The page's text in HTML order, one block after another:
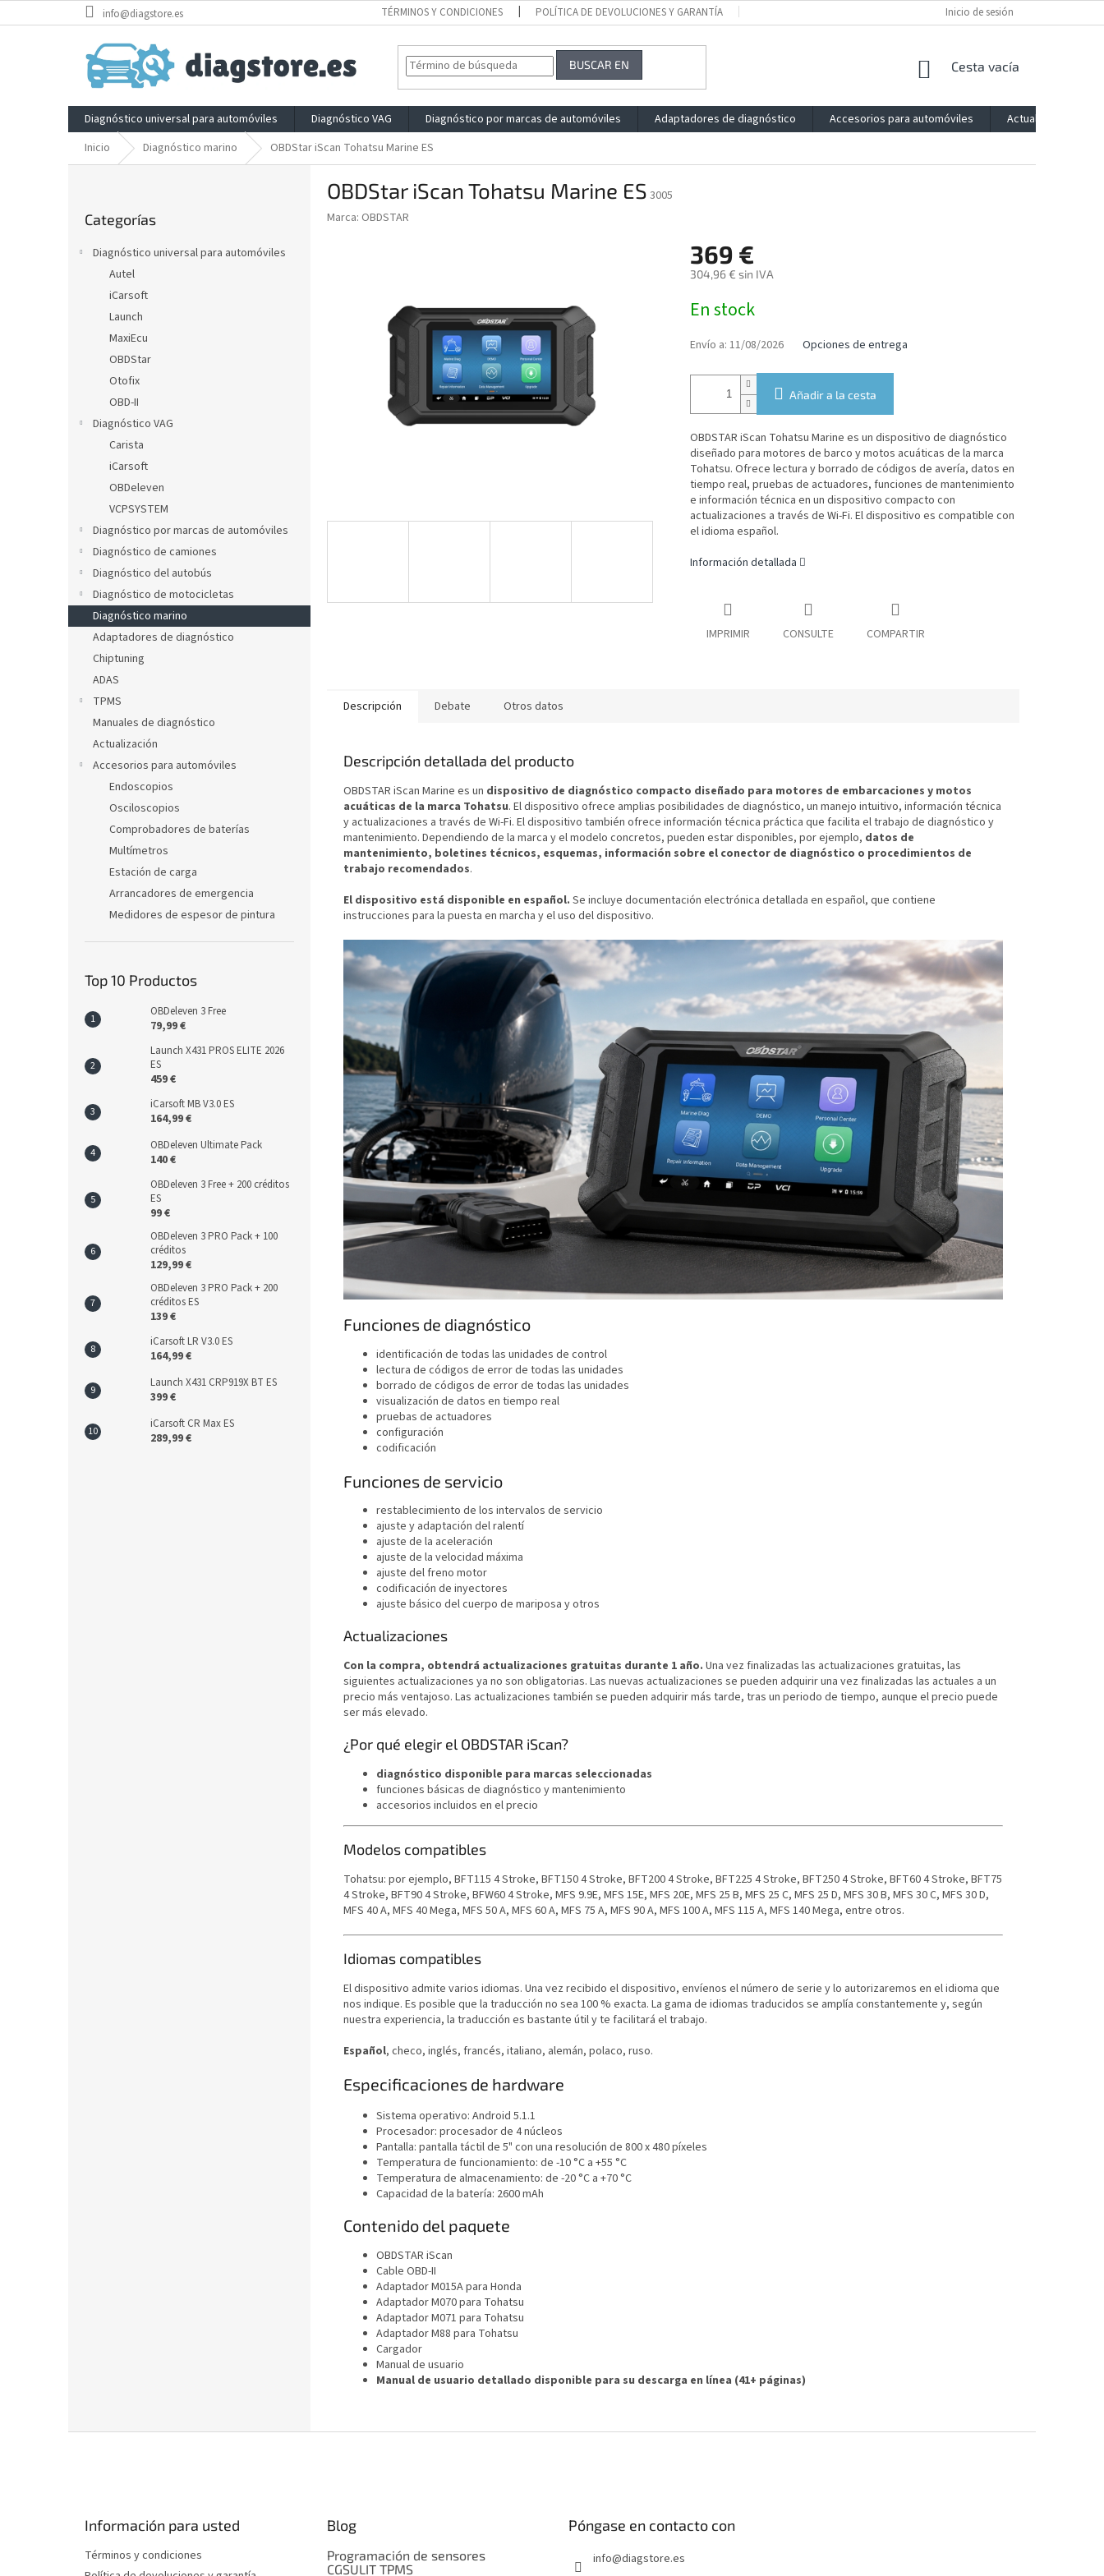
al
info@diagstore.es TÉRMINOS Y CONDICIONES POLÍTICA DE DEVOLUCIONES Y GARANTÍA IMPRESSUM BLOG
Inicio de sesión
BUSCAR EN
CESTA
LA
COMPRA
Cesta vacía
Diagnóstico universal para automóviles Diagnóstico VAG Diagnóstico por marcas de automóviles Adaptadores de diagnóstico Accesorios para automóviles
Actualización
Inicio
Diagnóstico marino OBDStar iScan Tohatsu Marine ES
categorías
Categorías
Diagnóstico universal para automóviles
Autel
iCarsoft
Launch
MaxiEcu
OBDStar
Otofix
OBD-II
Diagnóstico VAG
Carista
iCarsoft
OBDeleven
VCPSYSTEM
Diagnóstico por marcas de automóviles
Diagnóstico de camiones
Diagnóstico del autobús
Diagnóstico de motocicletas
Diagnóstico marino
Adaptadores de diagnóstico
Chiptuning
ADAS
TPMS
Manuales de diagnóstico
Actualización
Accesorios para automóviles
Endoscopios
Osciloscopios
Comprobadores de baterías
Multímetros
Estación de carga
Arrancadores de emergencia
Medidores de espesor de pintura
Top 10 Productos
OBDeleven 3 Free
79,99 €
Launch X431 PROS ELITE 2026
ES
459 €
iCarsoft MB V3.0 ES
164,99 €
OBDeleven Ultimate Pack
140 €
OBDeleven 3 Free + 200 créditos
ES
99 €
OBDeleven 3 PRO Pack + 100
créditos
129,99 €
OBDeleven 3 PRO Pack + 200
créditos ES
139 €
iCarsoft LR V3.0 ES
164,99 €
Launch X431 CRP919X BT ES
399 €
iCarsoft CR Max ES
289,99 €
OBDStar iScan Tohatsu Marine ES 3005
Marca: OBDSTAR
369 €
304,96 € sin IVA
de
medida:
En stock
Envío a: 11/08/2026 Opciones de entrega
Añadir a la cesta
OBDSTAR iScan Tohatsu Marine es un dispositivo de diagnóstico
diseñado para motores de barco y motos acuáticas de la marca
Tohatsu. Ofrece lectura y borrado de códigos de avería, datos en
tiempo real, pruebas de actuadores, funciones de mantenimiento
e información técnica en un dispositivo compacto con
actualizaciones a través de Wi-Fi. El dispositivo es compatible con
el idioma español.
Información detallada
IMPRIMIR CONSULTE COMPARTIR
Descripción Debate Otros datos
Descripción detallada del producto
OBDSTAR iScan Marine es un dispositivo de diagnóstico compacto diseñado para motores de embarcaciones y motos
acuáticas de la marca Tohatsu. El dispositivo ofrece amplias posibilidades de diagnóstico, un manejo intuitivo, información técnica
y actualizaciones a través de Wi-Fi. El dispositivo también ofrece información técnica práctica que facilita el trabajo de diagnóstico y
mantenimiento. Dependiendo de la marca y el modelo concretos, pueden estar disponibles, por ejemplo, datos de
mantenimiento, boletines técnicos, esquemas, información sobre el conector de diagnóstico o procedimientos de
trabajo recomendados.
El dispositivo está disponible en español. Se incluye documentación electrónica detallada en español, que contiene
instrucciones para la puesta en marcha y el uso del dispositivo.
Funciones de diagnóstico
identificación de todas las unidades de control
lectura de códigos de error de todas las unidades
borrado de códigos de error de todas las unidades
visualización de datos en tiempo real
pruebas de actuadores
configuración
codificación
Funciones de servicio
restablecimiento de los intervalos de servicio
ajuste y adaptación del ralentí
ajuste de la aceleración
ajuste de la velocidad máxima
ajuste del freno motor
codificación de inyectores
ajuste básico del cuerpo de mariposa y otros
Actualizaciones
Con la compra, obtendrá actualizaciones gratuitas durante 1 año. Una vez finalizadas las actualizaciones gratuitas, las
siguientes actualizaciones ya no son obligatorias. Las nuevas actualizaciones se pueden adquirir una vez finalizadas las actuales a un
precio más ventajoso. Las actualizaciones también se pueden adquirir más tarde, tras un periodo de tiempo, aunque el precio puede
ser más elevado.
¿Por qué elegir el OBDSTAR iScan?
diagnóstico disponible para marcas seleccionadas
funciones básicas de diagnóstico y mantenimiento
accesorios incluidos en el precio
Modelos compatibles
Tohatsu: por ejemplo, BFT115 4 Stroke, BFT150 4 Stroke, BFT200 4 Stroke, BFT225 4 Stroke, BFT250 4 Stroke, BFT60 4 Stroke, BFT75
4 Stroke, BFT90 4 Stroke, BFW60 4 Stroke, MFS 9.9E, MFS 15E, MFS 20E, MFS 25 B, MFS 25 C, MFS 25 D, MFS 30 B, MFS 30 C, MFS 30 D,
MFS 40 A, MFS 40 Mega, MFS 50 A, MFS 60 A, MFS 75 A, MFS 90 A, MFS 100 A, MFS 115 A, MFS 140 Mega, entre otros.
Idiomas compatibles
El dispositivo admite varios idiomas. Una vez recibido el dispositivo, envíenos el número de serie y lo autorizaremos en el idioma que
nos indique. Es posible que la traducción no sea 100 % exacta. La gama de idiomas traducidos se amplía constantemente y, según
nuestra experiencia, la traducción es bastante útil y te facilitará el trabajo.
Español, checo, inglés, francés, italiano, alemán, polaco, ruso.
Especificaciones de hardware
Sistema operativo: Android 5.1.1
Procesador: procesador de 4 núcleos
Pantalla: pantalla táctil de 5" con una resolución de 800 x 480 píxeles
Temperatura de funcionamiento: de -10 °C a +55 °C
Temperatura de almacenamiento: de -20 °C a +70 °C
Capacidad de la batería: 2600 mAh
Contenido del paquete
OBDSTAR iScan
Cable OBD-II
Adaptador M015A para Honda
Adaptador M070 para Tohatsu
Adaptador M071 para Tohatsu
Adaptador M88 para Tohatsu
Cargador
Manual de usuario
Manual de usuario detallado disponible para su descarga en línea (41+ páginas)
Información para usted
Términos y condiciones
Blog
Programación de sensores
CGSULIT TPMS
Póngase en contacto con
info@diagstore.es